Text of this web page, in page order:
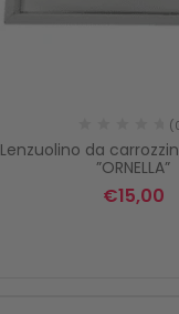
Lenzuolino da
”ORNELLA”
€15,00